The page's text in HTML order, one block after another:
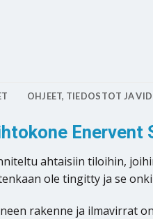
OHJEET, TIEDOSTOT JA
Enervent
ahtaisiin tiloihin,
ole tingitty ja se
rakenne ja ilmavirrat